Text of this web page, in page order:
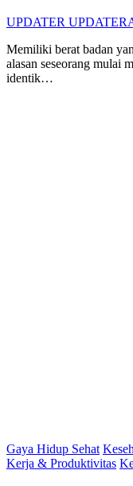
UPDATER UPDATER
Memiliki berat badan
alasan seseorang mulai
identik…
Gaya Hidup Sehat
Kerja & Produktivitas